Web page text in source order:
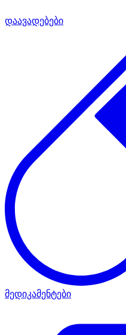
დაავადებები
მედიკამენტები